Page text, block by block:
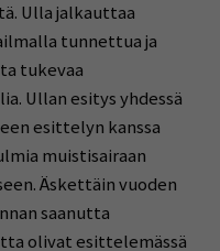
Ulla jalkauttaa
tunnettua ja
tukevaa
Ullan esitys yhdessä
esittelyn kanssa
muistisairaan
Äskettäin vuoden
saanutta
olivat esittelemässä